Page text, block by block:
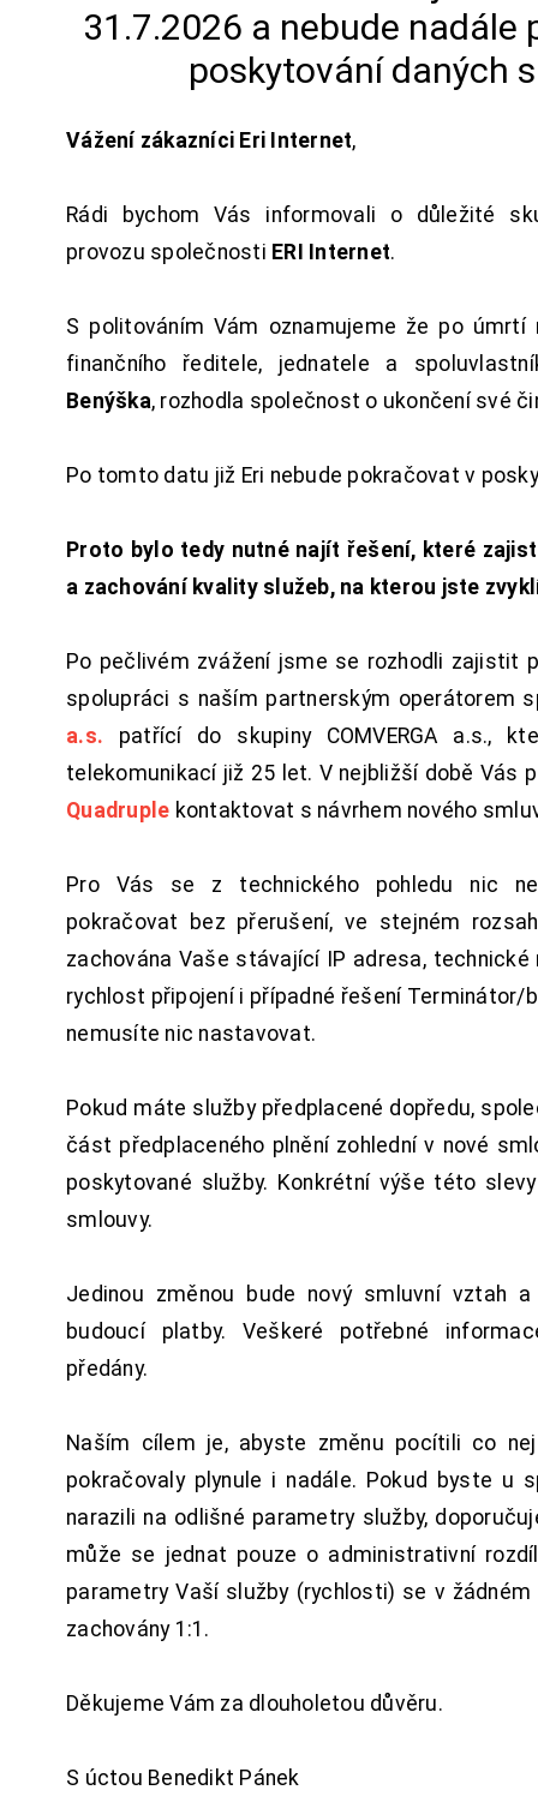
31.7.2026 a nebude nadále
poskytování daných
Vážení zákazníci Eri Internet,
Rádi bychom Vás informovali o důležité
provozu společnosti ERI Internet.
S politováním Vám oznamujeme že po úmrtí
finančního ředitele, jednatele a
Benýška, rozhodla společnost o ukončení své
Po tomto datu již Eri nebude pokračovat v
Proto bylo tedy nutné najít řešení, které
a zachování kvality služeb, na kterou jste
Po pečlivém zvážení jsme se rozhodli zajistit
spolupráci s naším partnerským operátorem
a.s. patřící do skupiny COMVERGA a.s.,
telekomunikací již 25 let. V nejbližší době Vás
Quadruple kontaktovat s návrhem nového
Pro Vás se z technického pohledu nic
pokračovat bez přerušení, ve stejném
zachována Vaše stávající IP adresa, technické
rychlost připojení i případné řešení Terminátor/
nemusíte nic nastavovat.
Pokud máte služby předplacené dopředu,
část předplaceného plnění zohlední v nové
poskytované služby. Konkrétní výše této
smlouvy.
Jedinou změnou bude nový smluvní vztah
budoucí platby. Veškeré potřebné
předány.
Naším cílem je, abyste změnu pocítili co
pokračovaly plynule i nadále. Pokud byste u
narazili na odlišné parametry služby,
může se jednat pouze o administrativní
parametry Vaší služby (rychlosti) se v
zachovány 1:1.
Děkujeme Vám za dlouholetou důvěru.
S úctou Benedikt Pánek